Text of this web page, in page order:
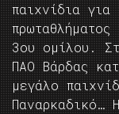
παιχνίδια για
3ου ομίλου.
ΠΑΟ Βάρδας
μεγάλο
Παναρκαδικό…